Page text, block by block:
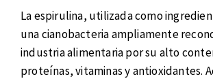
La espirulina, utilizada como
una cianobacteria ampliamente
industria alimentaria por su alto
proteínas, vitaminas y antioxidantes.